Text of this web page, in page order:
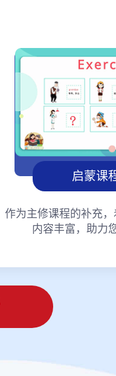
启蒙课
作为主修课程的补充
内容丰富，助力